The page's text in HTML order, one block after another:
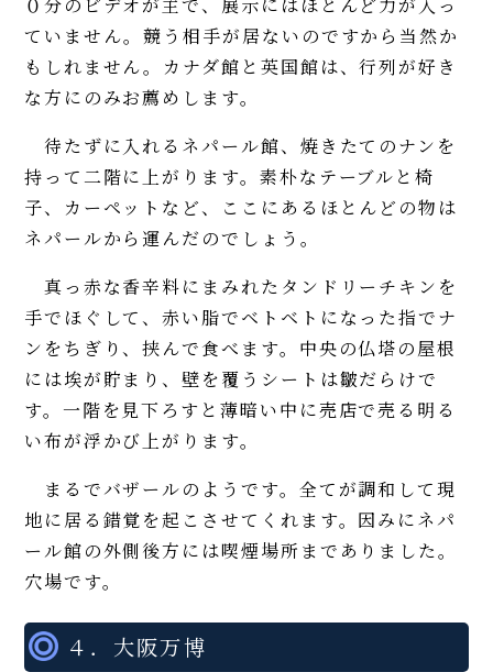
ていません。競う相手が居ないのですから当然か
もしれません。カナダ館と英国館は、行列が好き
な方にのみお薦めします。
待たずに入れるネパール館、焼きたてのナンを
持って二階に上がります。素朴なテーブルと椅
子、カーペットなど、ここにあるほとんどの物は
ネパールから運んだのでしょう。
真っ赤な香辛料にまみれたタンドリーチキンを
手でほぐして、赤い脂でベトベトになった指でナ
ンをちぎり、挟んで食べます。中央の仏塔の屋根
には埃が貯まり、壁を覆うシートは皺だらけで
す。一階を見下ろすと薄暗い中に売店で売る明る
い布が浮かび上がります。
まるでバザールのようです。全てが調和して現
地に居る錯覚を起こさせてくれます。因みにネパ
ール館の外側後方には喫煙場所までありました。
穴場です。
４．大阪万博